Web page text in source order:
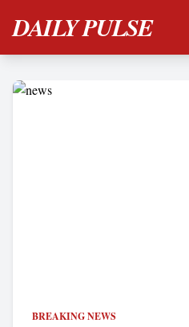
DAILY PULSE
BREAKING NEWS